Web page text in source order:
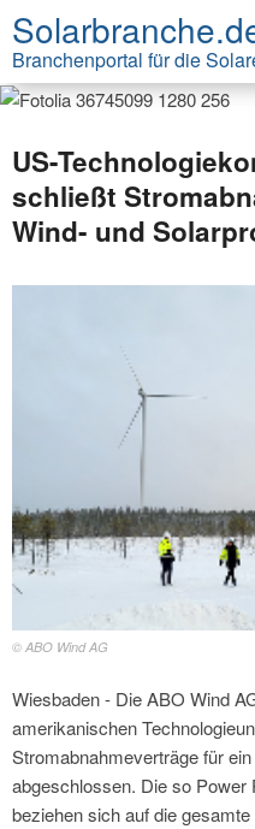
Branchenportal für die
US-
schließt
Wind- und
© ABO Wind AG
Wiesbaden - Die ABO Wind
amerikanischen
Stromabnahmeverträge für
abgeschlossen. Die so
beziehen sich auf die